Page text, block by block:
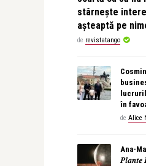
stârnește
așteaptă pe
de revistatango
în
de Alice
Ana-
𝑃𝑙𝑎𝑛𝑡𝑒